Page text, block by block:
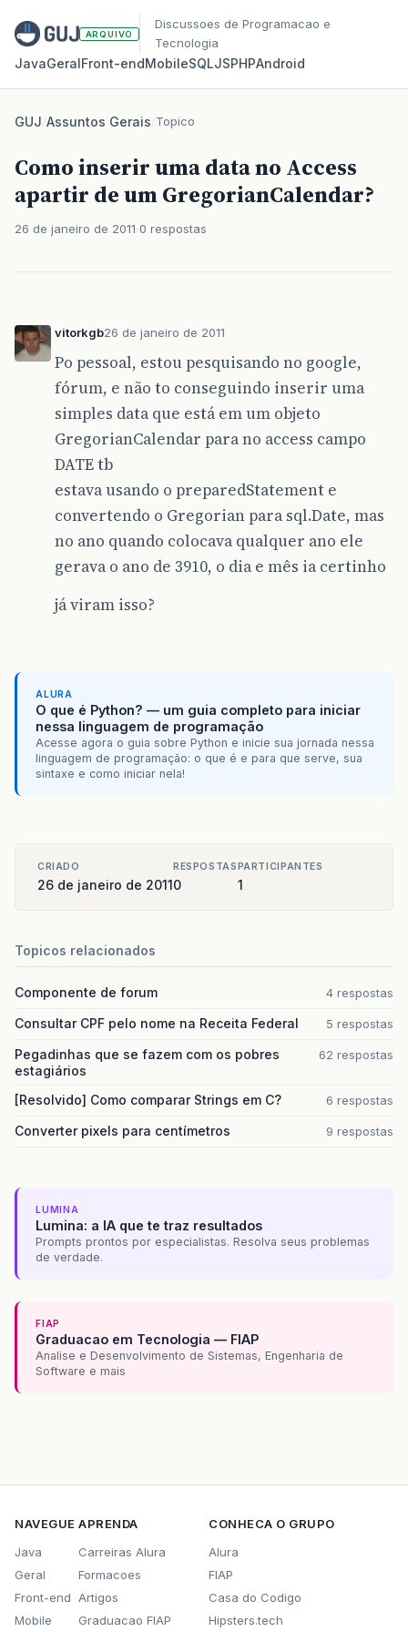
ARQUIVO
Discussoes de Programacao e
Tecnologia
JavaGeralFront‑endMobileSQLJSPHPAndroid
GUJ/Assuntos Gerais/Topico
Como inserir uma data no Access
apartir de um GregorianCalendar?
26 de janeiro de 2011 0 respostas
vitorkgb26 de janeiro de 2011
Po pessoal, estou pesquisando no google,
fórum, e não to conseguindo inserir uma
simples data que está em um objeto
GregorianCalendar para no access campo
DATE tb
estava usando o preparedStatement e
convertendo o Gregorian para sql.Date, mas
no ano quando colocava qualquer ano ele
gerava o ano de 3910, o dia e mês ia certinho
já viram isso?
ALURA
O que é Python? — um guia completo para iniciar
nessa linguagem de programação
Acesse agora o guia sobre Python e inicie sua jornada nessa
linguagem de programação: o que é e para que serve, sua
sintaxe e como iniciar nela!
CRIADO
26 de janeiro de 2011
RESPOSTAS
0
PARTICIPANTES
1
Topicos relacionados
Componente de forum 4 respostas
Consultar CPF pelo nome na Receita Federal 5 respostas
Pegadinhas que se fazem com os pobres
estagiários
62 respostas
[Resolvido] Como comparar Strings em C? 6 respostas
Converter pixels para centímetros 9 respostas
LUMINA
Lumina: a IA que te traz resultados
Prompts prontos por especialistas. Resolva seus problemas
de verdade.
FIAP
Graduacao em Tecnologia — FIAP
Analise e Desenvolvimento de Sistemas, Engenharia de
Software e mais
NAVEGUE
Java
Geral
Front-end
Mobile
APRENDA
Carreiras Alura
Formacoes
Artigos
Graduacao FIAP
CONHECA O GRUPO
Alura
FIAP
Casa do Codigo
Hipsters.tech